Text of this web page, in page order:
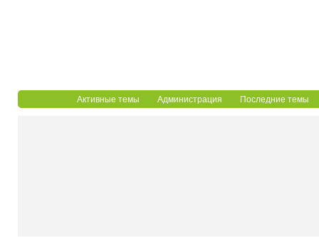
Активные темы Администрация Последние темы